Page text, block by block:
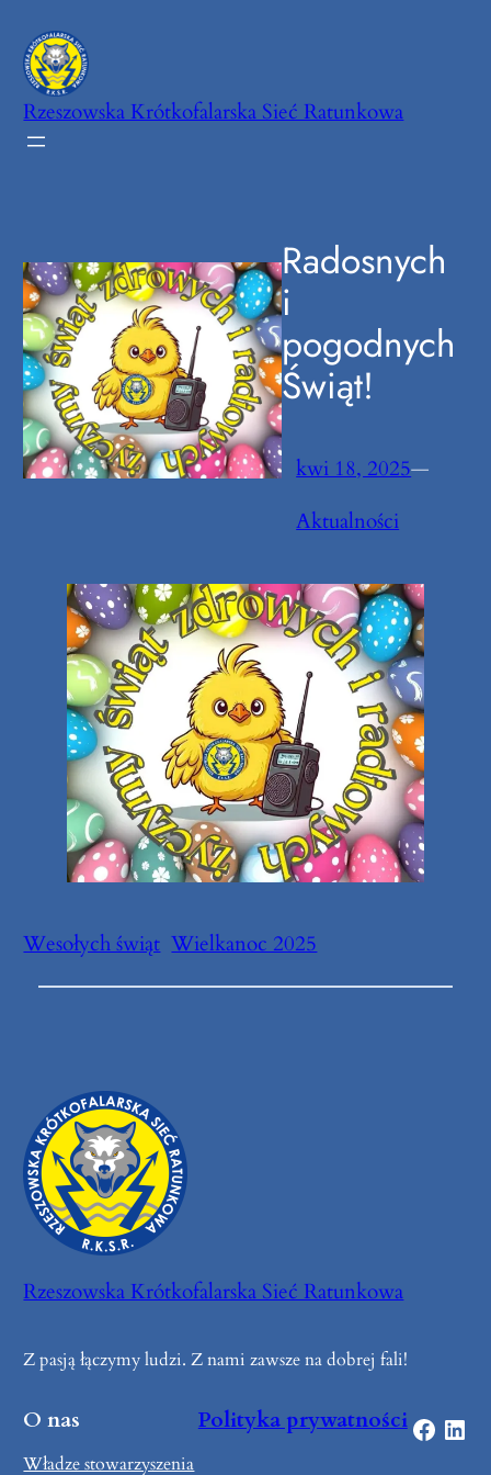
do
treści
Rzeszowska Krótkofalarska Sieć Ratunkowa
Radosnych
i
pogodnych
Świąt!
kwi 18, 2025—
Aktualności
Wesołych świąt Wielkanoc 2025
Rzeszowska Krótkofalarska Sieć Ratunkowa
Z pasją łączymy ludzi. Z nami zawsze na dobrej fali!
O nas
Władze stowarzyszenia
Polityka prywatnościFacebook LinkedIn